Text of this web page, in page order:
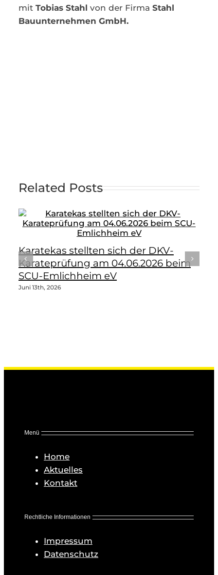
mit Tobias Stahl von der Firma Stahl
Bauunternehmen GmbH.
Related Posts
Karatekas stellten sich der DKV-
Karateprüfung am 04.06.2026 beim
SCU-Emlichheim eV
Juni 13th, 2026
Menü
Home
Aktuelles
Kontakt
Rechtliche Informationen
Impressum
Datenschutz